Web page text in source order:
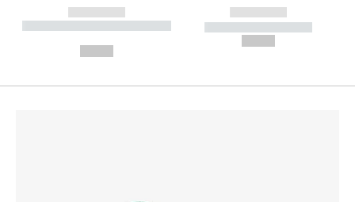
------------
----------- ----------- --------
------------
----------- -----------